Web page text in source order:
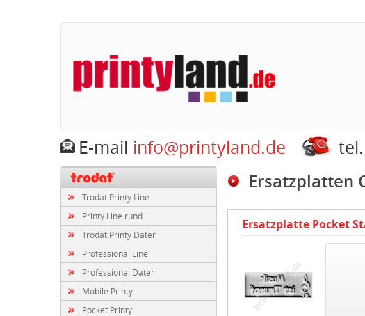
E-mail info@printyland.de tel.
Trodat Printy Line
Printy Line rund
Trodat Printy Dater
Professional Line
Professional Dater
Mobile Printy
Pocket Printy
Ersatzplatten
Ersatzplatte Pocket